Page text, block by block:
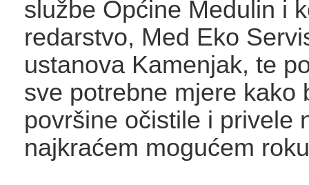
službe Općine Medulin i
redarstvo, Med Eko
ustanova Kamenjak, te
sve potrebne mjere kako
površine očistile i privele
najkraćem mogućem